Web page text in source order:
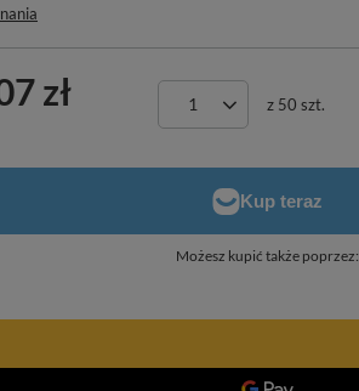
zł z 50 szt.
Możesz kupić także poprzez: